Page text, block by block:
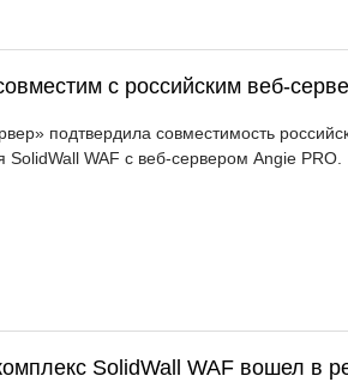
с российским веб-
подтвердила совместимость
SolidWall WAF с веб-сервером Angie PRO.
SolidWall WAF вошел в